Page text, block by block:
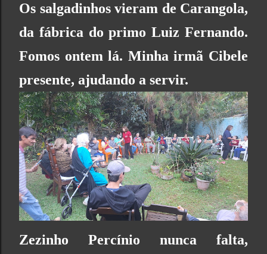
Os salgadinhos vieram de Carangola,
da fábrica do primo Luiz Fernando.
Fomos ontem lá. Minha irmã Cibele
presente, ajudando a servir.
Zezinho Percínio nunca falta,